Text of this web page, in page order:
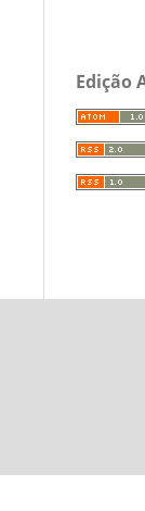
Edição